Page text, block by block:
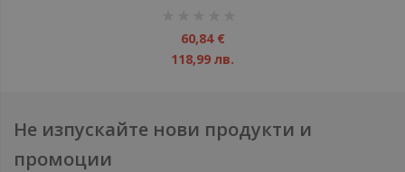
60,84 €
118,99 лв.
Не изпускайте нови продукти и
промоции